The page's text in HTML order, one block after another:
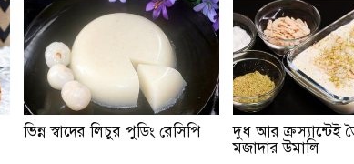
ভিন্ন স্বাদের লিচুর পুডিং রেসিপি
দুধ আর ক্রস্যান্টেই
মজাদার উমালি